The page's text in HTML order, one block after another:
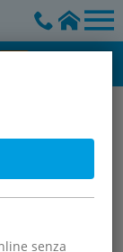
senza